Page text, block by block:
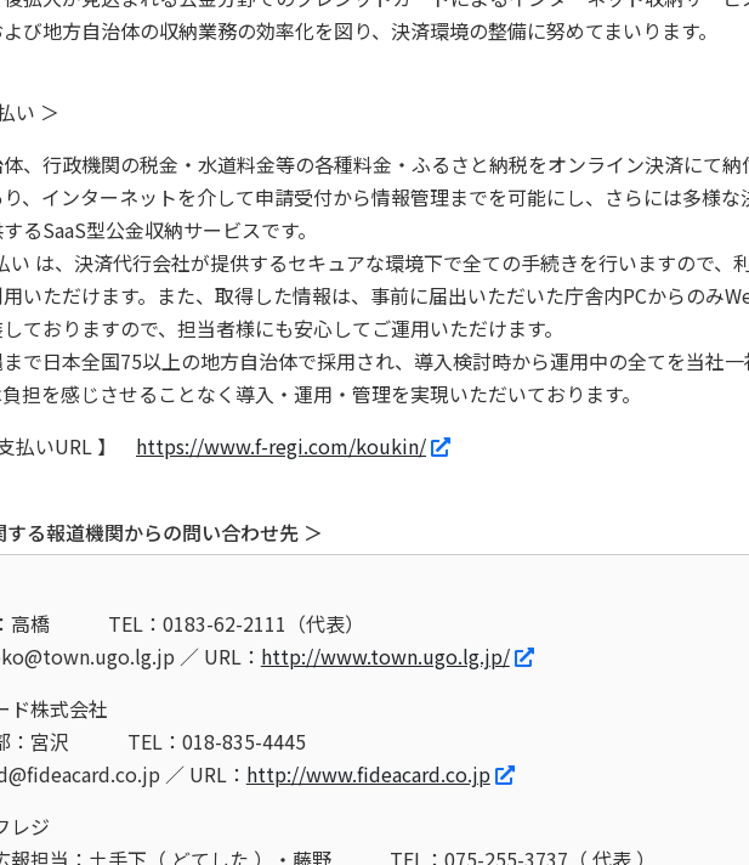
び地方自治体の収納業務の効率化を図り、決済環境の整備に努めてまいります。
い ＞
、行政機関の税金・水道料金等の各種料金・ふるさと納税をオンライン決済にて
、インターネットを介して申請受付から情報管理までを可能にし、さらには多様
るSaaS型公金収納サービスです。
い は、決済代行会社が提供するセキュアな環境下で全ての手続きを行いますので、
いただけます。また、取得した情報は、事前に届出いただいた庁舎内PCからのみ
ておりますので、担当者様にも安心してご運用いただけます。
で日本全国75以上の地方自治体で採用され、導入検討時から運用中の全てを当社
担を感じさせることなく導入・運用・管理を実現いただいております。
払いURL 】 https://www.f-regi.com/koukin/
する報道機関からの問い合わせ先 ＞
高橋
TEL：0183-62-2111（代表）
／ URL： http://www.town.ugo.lg.jp/
ド株式会社
：宮沢
TEL：018-835-4445
／ URL： http://www.fideacard.co.jp
レジ
担当：土手下（ どてした ）・藤野
TEL：075-255-3737（ 代表 ）